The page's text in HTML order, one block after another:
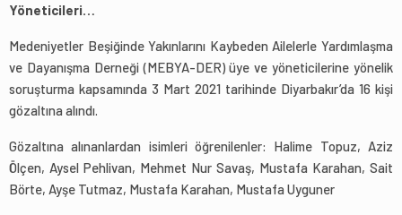
Yöneticileri…
Medeniyetler Beşiğinde Yakınlarını Kaybeden Ailelerle Yardımlaşma
ve Dayanışma Derneği (MEBYA-DER) üye ve yöneticilerine yönelik
soruşturma kapsamında 3 Mart 2021 tarihinde Diyarbakır’da 16 kişi
gözaltına alındı.
Gözaltına alınanlardan isimleri öğrenilenler: Halime Topuz, Aziz
Ölçen, Aysel Pehlivan, Mehmet Nur Savaş, Mustafa Karahan, Sait
Börte, Ayşe Tutmaz, Mustafa Karahan, Mustafa Uyguner